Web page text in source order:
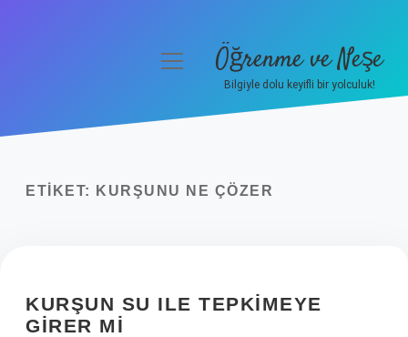
Yasal Uyarı
menüyüÖğrenme ve Neşe
Bilgiyle dolu keyifli bir yolculuk!
ETIKET: KURŞUNU NE ÇÖZER
KURŞUN SU ILE TEPKIMEYE
GIRER MI